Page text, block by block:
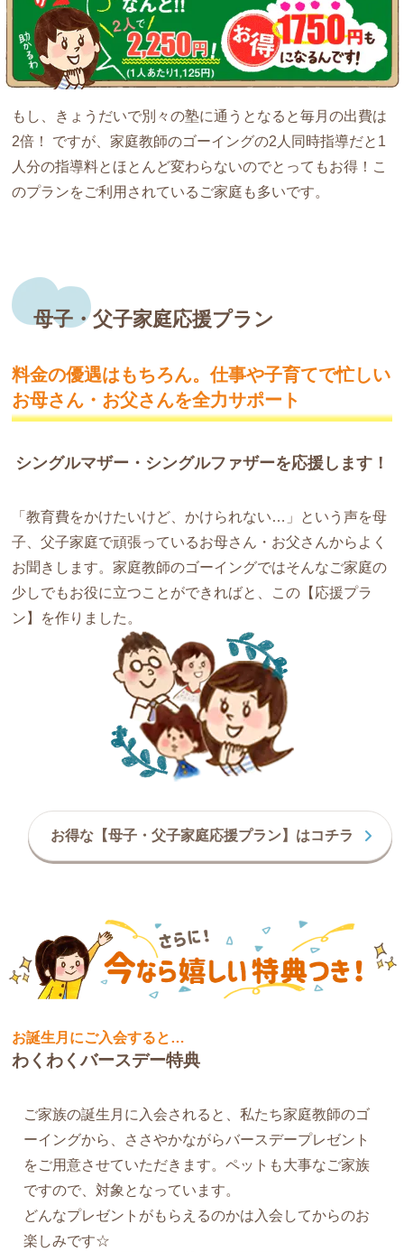
もし、きょうだいで別々の塾に通うとなると毎月の出費は
2倍！ ですが、家庭教師のゴーイングの2人同時指導だと 1
人分の指導料とほとんど変わらないのでとってもお得！こ
のプランをご利用されているご家庭も多いです。
母子・父子家庭応援プラン
料金の優遇はもちろん。仕事や子育てで忙しい
お母さん・お父さんを全力サポート
シングルマザー・シングルファザーを応援します！
「教育費をかけたいけど、かけられない…」という声を母
子、父子家庭で頑張っているお母さん・お父さんからよく
お聞きします。家庭教師のゴーイングではそんなご家庭の
少しでもお役に立つことができればと、この【応援プラ
ン】を作りました。
お得な【母子・父子家庭応援プラン】はコチラ
お誕生月にご入会すると…
わくわくバースデー特典
ご家族の誕生月に入会されると、私たち家庭教師のゴ
ーイングから、ささやかながらバースデープレゼント
をご用意させていただきます。ペットも大事なご家族
ですので、対象となっています。
どんなプレゼントがもらえるのかは入会してからのお
楽しみです☆